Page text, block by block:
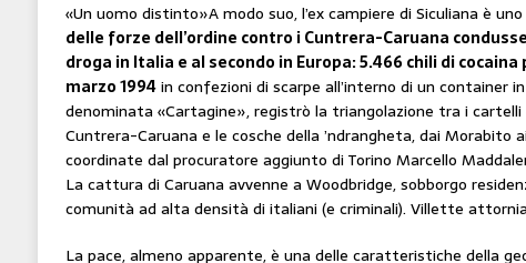
«Un uomo distinto»A modo suo, l’ex campiere di Siculiana è
delle forze dell’ordine contro i Cuntrera-Caruana
droga in Italia e al secondo in Europa: 5.466 chili di cocaina
marzo 1994in confezioni di scarpe all’interno di un container
denominata «Cartagine», registrò la triangolazione tra i
Cuntrera-Caruana e le cosche della ’ndrangheta, dai Morabito
coordinate dal procuratore aggiunto di Torino Marcello
La cattura di Caruana avvenne a Woodbridge, sobborgo
comunità ad alta densità di italiani (e criminali). Villette
La pace, almeno apparente, è una delle caratteristiche della